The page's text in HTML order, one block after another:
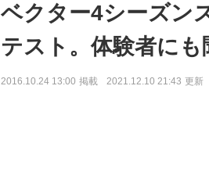
ベクター4シーズン
テスト。体験者にも
2016.10.24 13:00 掲載 2021.12.10 21:43 更新